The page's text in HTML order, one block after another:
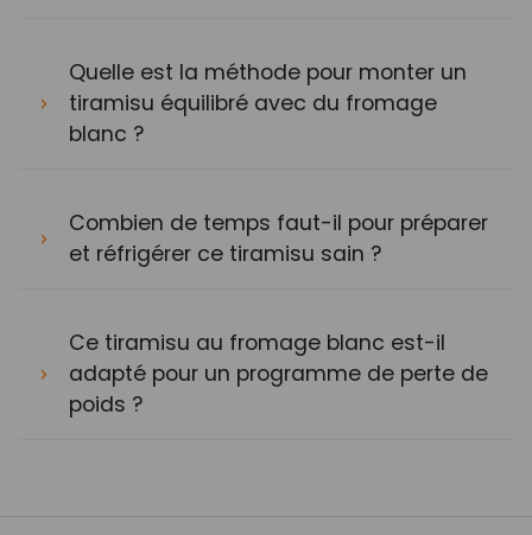
Quelle est la méthode pour monter un
tiramisu équilibré avec du fromage
blanc ?
Combien de temps faut-il pour préparer
et réfrigérer ce tiramisu sain ?
Ce tiramisu au fromage blanc est-il
adapté pour un programme de perte de
poids ?